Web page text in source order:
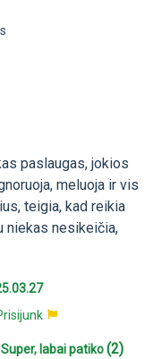
paslaugas, jokios
meluoja ir vis
teigia, kad reikia
niekas nesikeičia,
Super, labai patiko(2)